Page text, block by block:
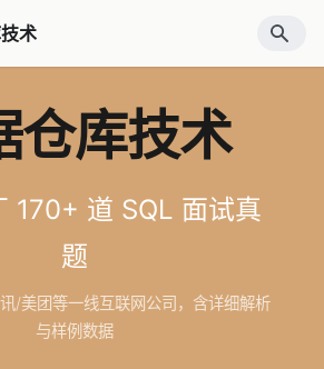
术
仓库技术
170+ 道 SQL 面试真
题
/美团等一线互联网公司，含详细解析
与样例数据